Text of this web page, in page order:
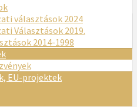
választások 2024
Választások 2019.
2014-1998
EU-projektek